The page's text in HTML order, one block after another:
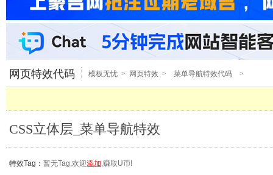
网页特效代码 模板无忧 > 网页特效 > 菜单导航特效代码 >
CSS立体层_菜单导航特效
特效Tag： 暂无Tag,欢迎添加,赚取U币!